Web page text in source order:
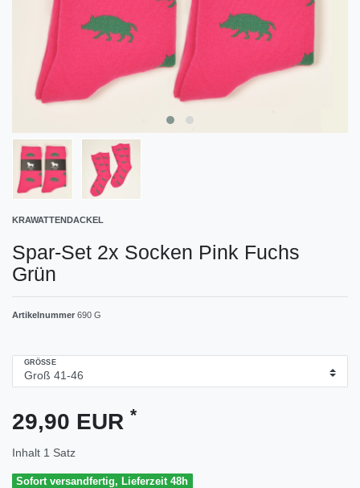
KRAWATTENDACKEL
Spar-Set 2x Socken Pink Fuchs
Grün
Artikelnummer 690 G
GRÖSSE
29,90 EUR *
Inhalt 1 Satz
Sofort versandfertig, Lieferzeit 48h